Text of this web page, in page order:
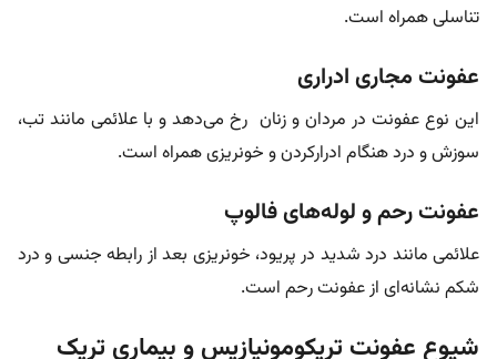
تناسلی همراه است.
عفونت مجاری ادراری
این نوع عفونت در مردان و زنان رخ می‌دهد و با علائمی مانند تب،
سوزش و درد هنگام ادرارکردن و خونریزی همراه است.
عفونت رحم و لوله‌های فالوپ
علائمی مانند درد شدید در پریود، خونریزی بعد از رابطه جنسی و درد
شکم نشانه‌ای از عفونت رحم است.
شیوع عفونت تریکومونیازیس و بیماری تریک